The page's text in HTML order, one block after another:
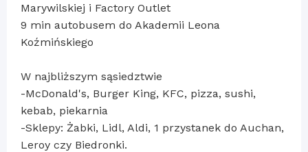
Marywilskiej i Factory Outlet
9 min autobusem do Akademii Leona
Koźmińskiego
W najbliższym sąsiedztwie
-McDonald's, Burger King, KFC, pizza, sushi,
kebab, piekarnia
-Sklepy: Żabki, Lidl, Aldi, 1 przystanek do Auchan,
Leroy czy Biedronki.